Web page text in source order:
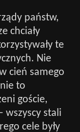
państw,
chciały
te
Nie
cień samego
to
goście,
wszyscy stali
cele były